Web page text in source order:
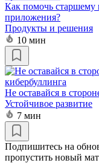
Как помочь старшему
приложения?
Продукты и решения
10 мин
Не оставайся в
Устойчивое развитие
7 мин
Подпишитесь на
пропустить новый